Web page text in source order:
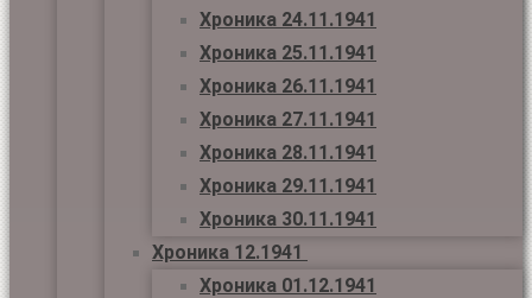
Хроника 24.11.1941
Хроника 25.11.1941
Хроника 26.11.1941
Хроника 27.11.1941
Хроника 28.11.1941
Хроника 29.11.1941
Хроника 30.11.1941
Хроника 12.1941
Хроника 01.12.1941